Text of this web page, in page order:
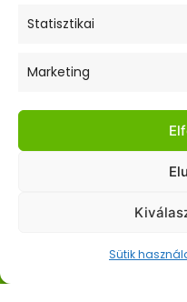
Statisztikai
Marketing
Sütik
Elfogadom az
Hasznos Linkek